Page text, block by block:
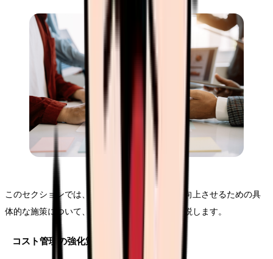
このセクションでは、サ高住の収益性を実際に向上させるための具
体的な施策について、実践的な方法とともに解説します。
コスト管理の強化策